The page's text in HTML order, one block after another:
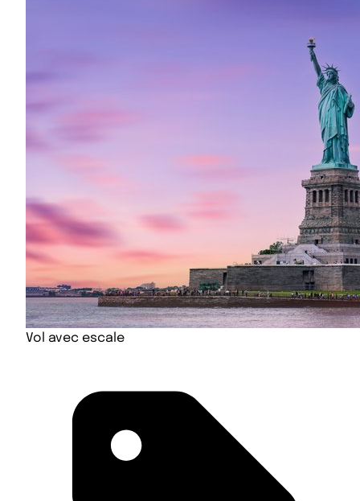
Vol avec escale